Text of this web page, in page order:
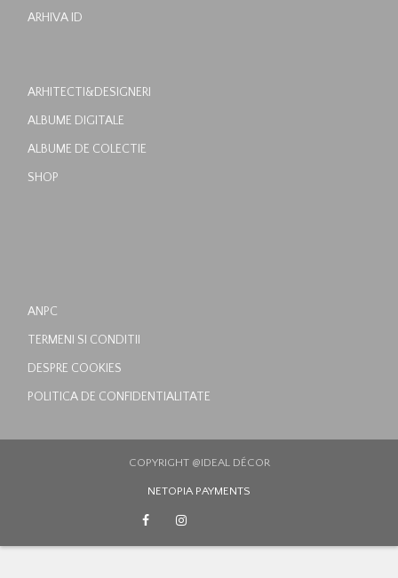
ARHIVA ID
ARHITECTI&DESIGNERI
ALBUME DIGITALE
ALBUME DE COLECTIE
SHOP
ANPC
TERMENI SI CONDITII
DESPRE COOKIES
POLITICA DE CONFIDENTIALITATE
COPYRIGHT @IDEAL DÉCOR
NETOPIA PAYMENTS